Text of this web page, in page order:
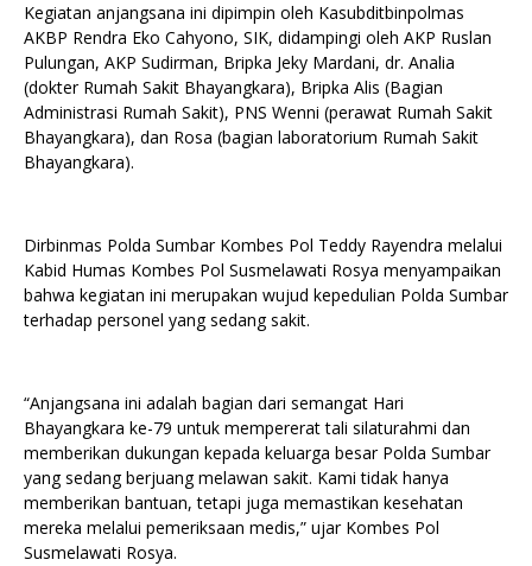
Kegiatan anjangsana ini dipimpin oleh Kasubditbinpolmas
AKBP Rendra Eko Cahyono, SIK, didampingi oleh AKP Ruslan
Pulungan, AKP Sudirman, Bripka Jeky Mardani, dr. Analia
(dokter Rumah Sakit Bhayangkara), Bripka Alis (Bagian
Administrasi Rumah Sakit), PNS Wenni (perawat Rumah Sakit
Bhayangkara), dan Rosa (bagian laboratorium Rumah Sakit
Bhayangkara).
Dirbinmas Polda Sumbar Kombes Pol Teddy Rayendra melalui
Kabid Humas Kombes Pol Susmelawati Rosya menyampaikan
bahwa kegiatan ini merupakan wujud kepedulian Polda Sumbar
terhadap personel yang sedang sakit.
“Anjangsana ini adalah bagian dari semangat Hari
Bhayangkara ke-79 untuk mempererat tali silaturahmi dan
memberikan dukungan kepada keluarga besar Polda Sumbar
yang sedang berjuang melawan sakit. Kami tidak hanya
memberikan bantuan, tetapi juga memastikan kesehatan
mereka melalui pemeriksaan medis,” ujar Kombes Pol
Susmelawati Rosya.